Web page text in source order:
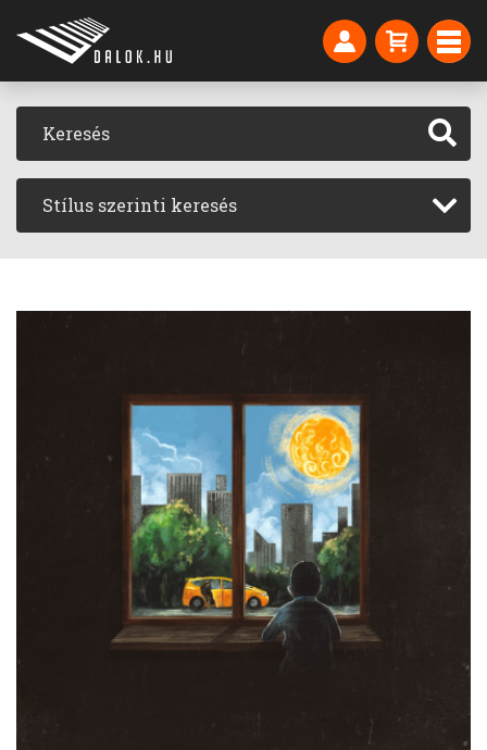
Stílus szerinti keresés